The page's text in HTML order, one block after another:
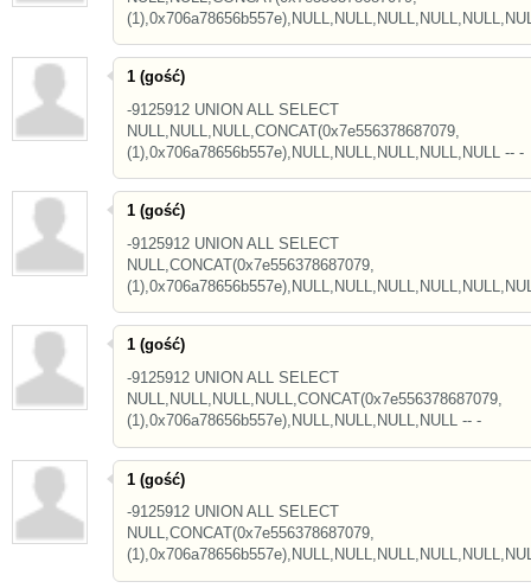
1 (gość)
-9125912 UNION ALL SELECT
NULL,NULL,NULL,CONCAT(0x7e556378687079,
(1),0x706a78656b557e),NULL,NULL,NULL,NULL,NULL -- -
1 (gość)
-9125912 UNION ALL SELECT
NULL,CONCAT(0x7e556378687079,
1 (gość)
-9125912 UNION ALL SELECT
NULL,NULL,NULL,NULL,CONCAT(0x7e556378687079,
(1),0x706a78656b557e),NULL,NULL,NULL,NULL -- -
1 (gość)
-9125912 UNION ALL SELECT
NULL,CONCAT(0x7e556378687079,